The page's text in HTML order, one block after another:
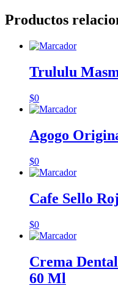
Productos
Trululu
$0
Agogo
$0
Cafe Sello
$0
Crema
60 Ml